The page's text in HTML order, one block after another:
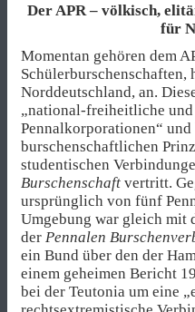
Der APR – völkisch,
für
Momentan gehören dem
Schülerburschenschaften,
Norddeutschland, an.
„national-freiheitliche
Pennalkorporationen“
burschenschaftlichen
studentischen
Burschenschaft vertritt.
ursprünglich von fünf
Umgebung war gleich mit
der Pennalen
ein Bund über den der
einem geheimen Bericht
bei der Teutonia um eine